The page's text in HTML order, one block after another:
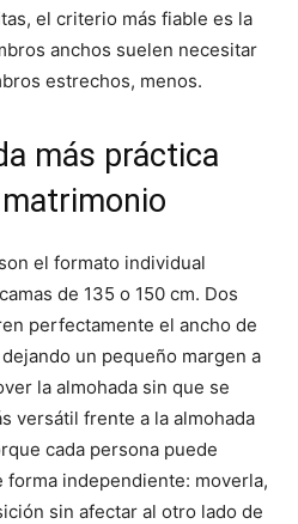
el criterio más fiable es la
anchos suelen necesitar
estrechos, menos.
más práctica
el formato individual
de 135 o 150 cm. Dos
perfectamente el ancho de
un pequeño margen a
la almohada sin que se
versátil frente a la almohada
cada persona puede
forma independiente: moverla,
sin afectar al otro lado de